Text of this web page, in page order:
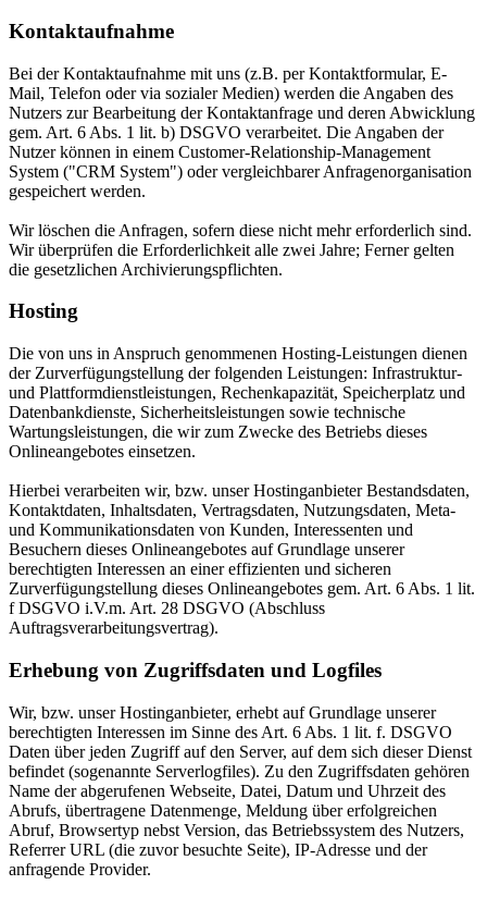
Kontaktaufnahme
Bei der Kontaktaufnahme mit uns (z.B. per Kontaktformular, E-
Mail, Telefon oder via sozialer Medien) werden die Angaben des
Nutzers zur Bearbeitung der Kontaktanfrage und deren Abwicklung
gem. Art. 6 Abs. 1 lit. b) DSGVO verarbeitet. Die Angaben der
Nutzer können in einem Customer-Relationship-Management
System ("CRM System") oder vergleichbarer Anfragenorganisation
gespeichert werden.
Wir löschen die Anfragen, sofern diese nicht mehr erforderlich sind.
Wir überprüfen die Erforderlichkeit alle zwei Jahre; Ferner gelten
die gesetzlichen Archivierungspflichten.
Hosting
Die von uns in Anspruch genommenen Hosting-Leistungen dienen
der Zurverfügungstellung der folgenden Leistungen: Infrastruktur-
und Plattformdienstleistungen, Rechenkapazität, Speicherplatz und
Datenbankdienste, Sicherheitsleistungen sowie technische
Wartungsleistungen, die wir zum Zwecke des Betriebs dieses
Onlineangebotes einsetzen.
Hierbei verarbeiten wir, bzw. unser Hostinganbieter Bestandsdaten,
Kontaktdaten, Inhaltsdaten, Vertragsdaten, Nutzungsdaten, Meta-
und Kommunikationsdaten von Kunden, Interessenten und
Besuchern dieses Onlineangebotes auf Grundlage unserer
berechtigten Interessen an einer effizienten und sicheren
Zurverfügungstellung dieses Onlineangebotes gem. Art. 6 Abs. 1 lit.
f DSGVO i.V.m. Art. 28 DSGVO (Abschluss
Auftragsverarbeitungsvertrag).
Erhebung von Zugriffsdaten und Logfiles
Wir, bzw. unser Hostinganbieter, erhebt auf Grundlage unserer
berechtigten Interessen im Sinne des Art. 6 Abs. 1 lit. f. DSGVO
Daten über jeden Zugriff auf den Server, auf dem sich dieser Dienst
befindet (sogenannte Serverlogfiles). Zu den Zugriffsdaten gehören
Name der abgerufenen Webseite, Datei, Datum und Uhrzeit des
Abrufs, übertragene Datenmenge, Meldung über erfolgreichen
Abruf, Browsertyp nebst Version, das Betriebssystem des Nutzers,
Referrer URL (die zuvor besuchte Seite), IP-Adresse und der
anfragende Provider.